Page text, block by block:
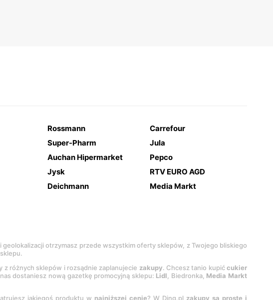
Rossmann
Carrefour
Super-Pharm
Jula
Auchan Hipermarket
Pepco
Jysk
RTV EURO AGD
Deichmann Media Markt
otrzymasz przede wszystkim oferty sklepów, z Twojego bliskiego
z różnych sklepów i rozsądnie zaplanujecie zakupy. Chcesz tanio kupićcukier
dostaniesz nową gazetkę promocyjną sklepu: Lidl, Biedronka, Media Markt
jakiegoś produktu w najniższej cenie? W Ding.pl zakupy są proste i